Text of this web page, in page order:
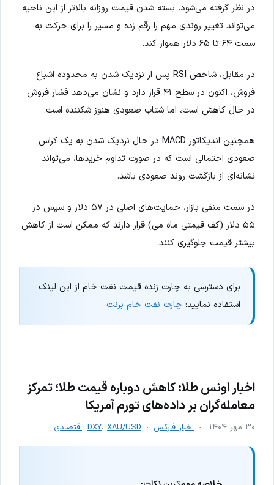
در نظر گرفته می‌شود. بسته شدن قیمت روزانه بالاتر از این ناحیه
می‌تواند تغییر روندی مهم را رقم زده و مسیر را برای حرکت به
سمت ۶۴ تا ۶۵ دلار هموار کند.
در مقابل، شاخص RSI پس از نزدیک شدن به محدوده اشباع
فروش، اکنون در سطح ۴۱ قرار دارد و نشان می‌دهد فشار فروش
در حال کاهش است، اما شتاب صعودی هنوز شکننده است.
همچنین اندیکاتور MACD در حال نزدیک شدن به یک کراس
صعودی احتمالی است که در صورت تداوم خریدها، می‌تواند
نشانه‌ای از بازگشت روند صعودی باشد.
در سمت منفی بازار، حمایت‌های اصلی در ۵۷ دلار و سپس در
۵۵ دلار (کف قیمتی ماه می) قرار دارند که ممکن است از کاهش
بیشتر قیمت جلوگیری کنند.
برای دسترسی به چارت زنده قیمت نفت خام از این لینک
استفاده نمایید: چارت نفت خام برنت
اخبار اونس طلا:‌ کاهش دوباره قیمت طلا؛ تمرکز
معامله‌گران بر داده‌های تورم آمریکا
۳۰ مهر ۱۴۰۴ اخبار فارکس DXY، XAU/USD ، اقتصادی